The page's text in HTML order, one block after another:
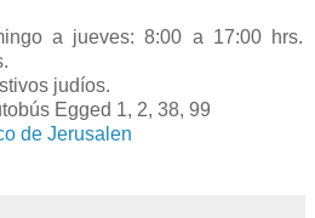
a jueves: 8:00 a 17:00 hrs.
judíos.
Egged 1, 2, 38, 99
de Jerusalen